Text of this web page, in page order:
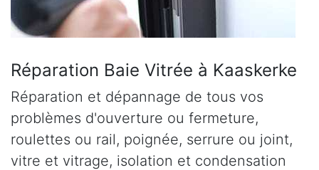
Réparation Baie Vitrée à Kaaskerke
Réparation et dépannage de tous vos
problèmes d'ouverture ou fermeture,
roulettes ou rail, poignée, serrure ou joint,
vitre et vitrage, isolation et condensation